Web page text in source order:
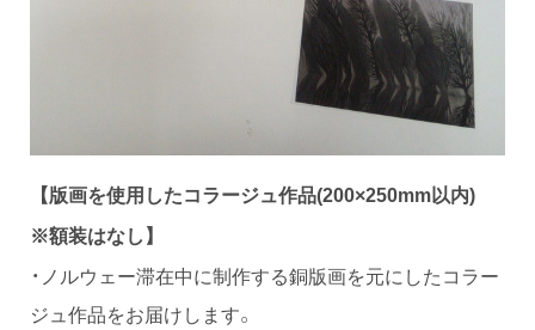
【版画を使用したコラージュ作品(200×250mm以内)
※額装はなし】
・ノルウェー滞在中に制作する銅版画を元にしたコラー
ジュ作品をお届けします。